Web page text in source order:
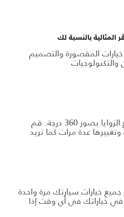
المثالية بالنسبة لك
خيارات المقصورة والتصميم
والتكنولوجيات
شاهد سيارتك من جميع الزوايا بصور 360 درجة. قم
وتغييرها عدة مرات كما تريد
خيارات سيارتك مرة واحدة
في خياراتك في أي وقت إذا